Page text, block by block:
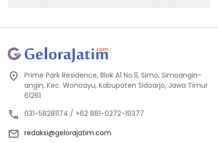
Prime Park Residence, Blok A1 No.11, Simo, Simoangin-
angin, Kec. Wonoayu, Kabupaten Sidoarjo, Jawa Timur
61261
031-58281174 / +62 881-0272-19377
redaksi@gelorajatim.com